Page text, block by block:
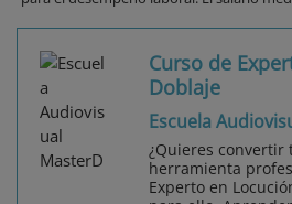
Curso de
Doblaje
Escuela
¿Quieres convertir
herramienta
Experto en